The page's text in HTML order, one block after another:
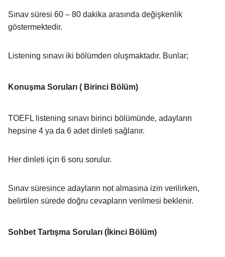
Sınav süresi 60 – 80 dakika arasında değişkenlik
göstermektedir.
Listening sınavı iki bölümden oluşmaktadır. Bunlar;
Konuşma Soruları ( Birinci Bölüm)
TOEFL listening sınavı birinci bölümünde, adayların
hepsine 4 ya da 6 adet dinleti sağlanır.
Her dinleti için 6 soru sorulur.
Sınav süresince adayların not almasına izin verilirken,
belirtilen sürede doğru cevapların verilmesi beklenir.
Sohbet Tartışma Soruları (İkinci Bölüm)